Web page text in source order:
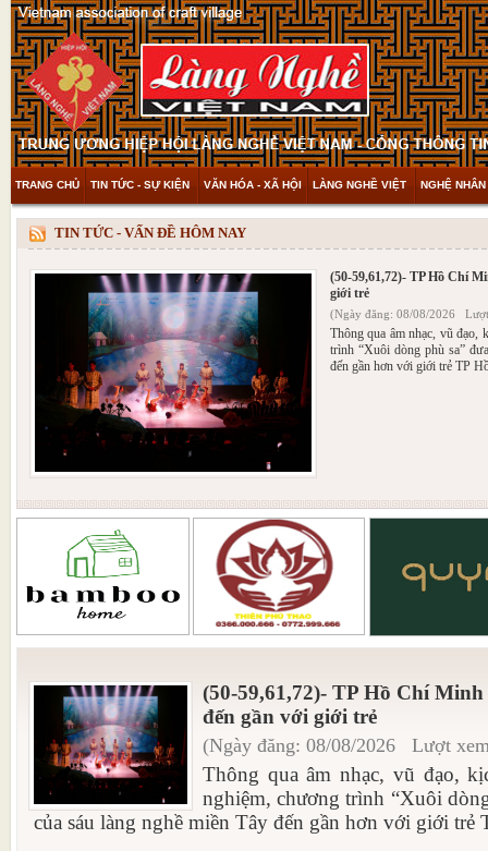
TRANG CHỦ TIN TỨC - SỰ KIỆN VĂN HÓA - XÃ HỘI LÀNG NGHỀ VIỆT NGHỆ
THAM KHẢO & KHÁM PHÁ VIDEO
TIN TỨC - VẤN ĐỀ HÔM NAY
(50-59,61,72)- TP Hồ Chí
giới trẻ
(Ngày đăng: 08/08/2026
Thông qua âm nhạc, vũ đạo,
trình “Xuôi dòng phù sa”
đến gần hơn với giới trẻ TP
(50-59,61,72)- TP Hồ Chí
đến gần với giới trẻ
(Ngày đăng: 08/08/2026 Lượt
Thông qua âm nhạc, vũ đạo,
nghiệm, chương trình “Xuôi
của sáu làng nghề miền Tây đến gần hơn với giới